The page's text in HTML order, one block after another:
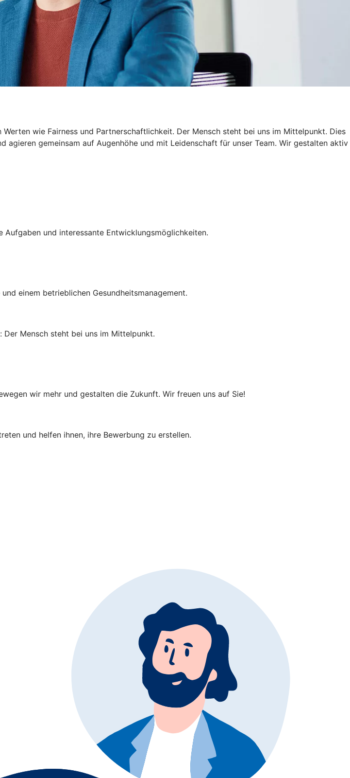
wie Fairness und Partnerschaftlichkeit. Der Mensch steht bei uns im Mittelpunkt. Dies
agieren gemeinsam auf Augenhöhe und mit Leidenschaft für unser Team. Wir gestalten aktiv
und interessante Entwicklungsmöglichkeiten.
einem betrieblichen Gesundheitsmanagement.
Der Mensch steht bei uns im Mittelpunkt.
wir mehr und gestalten die Zukunft. Wir freuen uns auf Sie!
und helfen ihnen, ihre Bewerbung zu erstellen.